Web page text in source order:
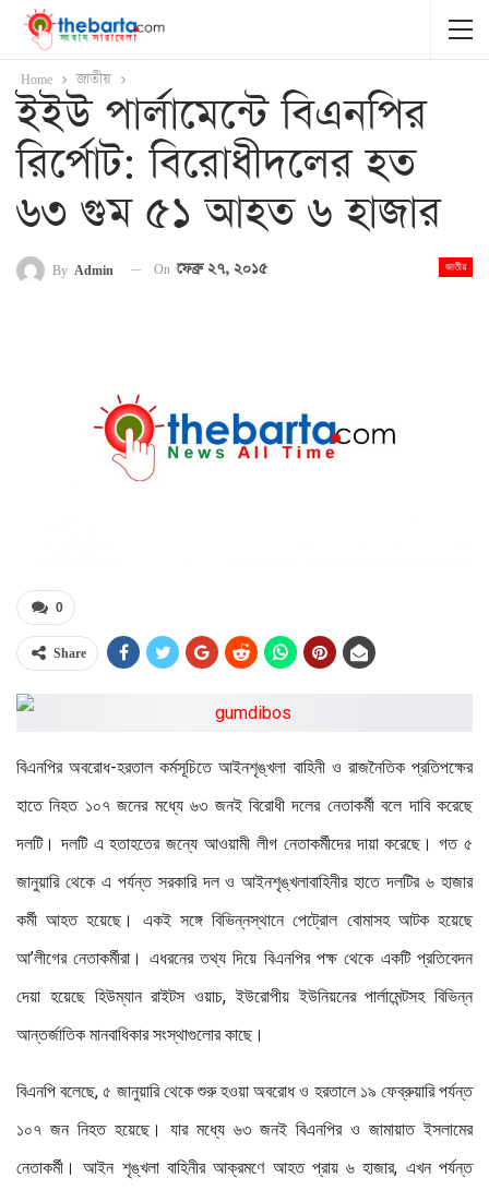
Home জাতীয়
ইইউ পার্লামেন্টে বিএনপির
রির্পোট: বিরোধীদলের হত
৬৩ গুম ৫১ আহত ৬ হাজার
জাতীয়
By Admin On ফেব্রু ২৭, ২০১৫
0
Share
বিএনপির অবরোধ-হরতাল কর্মসূচিতে আইনশৃঙ্খলা বাহিনী ও রাজনৈতিক প্রতিপক্ষের
হাতে নিহত ১০৭ জনের মধ্যে ৬৩ জনই বিরোধী দলের নেতাকর্মী বলে দাবি করেছে
দলটি। দলটি এ হতাহতের জন্যে আওয়ামী লীগ নেতাকর্মীদের দায়া করেছে। গত ৫
জানুয়ারি থেকে এ পর্যন্ত সরকারি দল ও আইনশৃঙ্খলাবাহিনীর হাতে দলটির ৬ হাজার
কর্মী আহত হয়েছে। একই সঙ্গে বিভিন্নস্থানে পেট্রোল বোমাসহ আটক হয়েছে
আ’লীগের নেতাকর্মীরা। এধরনের তথ্য দিয়ে বিএনপির পক্ষ থেকে একটি প্রতিবেদন
দেয়া হয়েছে হিউম্যান রাইটস ওয়াচ, ইউরোপীয় ইউনিয়নের পার্লামেন্টসহ বিভিন্ন
আন্তর্জাতিক মানবাধিকার সংস্থাগুলোর কাছে।
বিএনপি বলেছে, ৫ জানুয়ারি থেকে শুরু হওয়া অবরোধ ও হরতালে ১৯ ফেব্রুয়ারি পর্যন্ত
১০৭ জন নিহত হয়েছে। যার মধ্যে ৬৩ জনই বিএনপির ও জামায়াত ইসলামের
নেতাকর্মী। আইন শৃঙ্খলা বাহিনীর আক্রমণে আহত প্রায় ৬ হাজার, এখন পর্যন্ত